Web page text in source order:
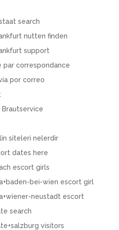
search
nutten finden
support
par correspondance
por correo
siteleri nelerdir
dates here
escort girls
bei-wien escort girl
neustadt escort
search
visitors